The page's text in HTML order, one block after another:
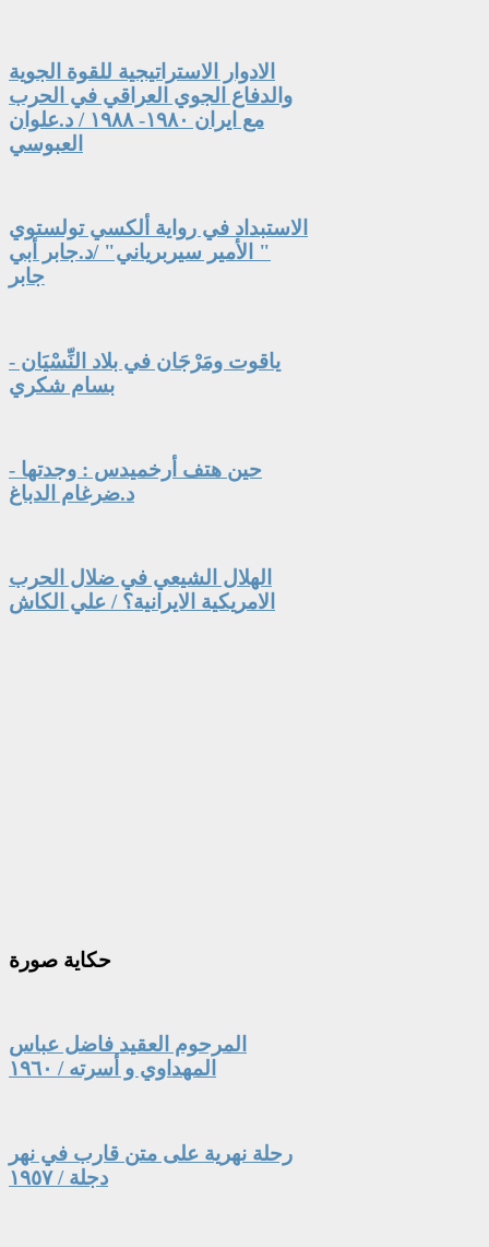
الادوار الاستراتيجية للقوة الجوية
والدفاع الجوي العراقي في الحرب
مع ايران ١٩٨٠- ١٩٨٨ / د.علوان
العبوسي
الاستبداد في رواية ألكسي تولستوي
" الأمير سيربرياني" /د.جابر أبي
جابر
ياقوت ومَرْجَان في بلاد النِّسْيَان -
بسام شكري
حين هتف أرخميدس : وجدتها -
د.ضرغام الدباغ
الهلال الشيعي في ضلال الحرب
الامريكية الايرانية؟ / علي الكاش
حكاية صورة
المرحوم العقيد فاضل عباس
المهداوي و أسرته / ١٩٦٠
رحلة نهرية على متن قارب في نهر
دجلة / ١٩٥٧